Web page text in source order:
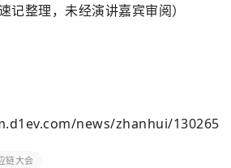
记整理，未经演讲嘉宾审阅）
news/zhanhui/130265
链大会